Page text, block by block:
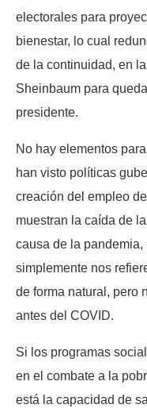
electorales para
bienestar, lo cual
de la continuidad, en
Sheinbaum para
presidente.
No hay elementos
han visto políticas
creación del empleo
muestran la caída de
causa de la pandemia,
simplemente nos
de forma natural, pero
antes del COVID.
Si los programas
en el combate a la
está la capacidad de